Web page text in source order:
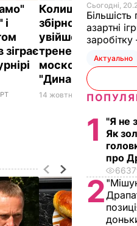
і
зіграє
Колишній
збірної України
увійшов до
тренерського
московського
"Динамо"
14 жовтня, 20.41СПОРТ
Сьогодні,
азартні
Актуально
1
"Я не
Як
про
2